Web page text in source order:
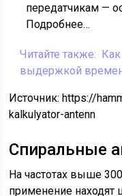
передатчикам —
Подробнее…
Читайте также:
выдержкой
Источник:https://
kalkulyator-antenn
Спиральные
На частотах выше
применение находят